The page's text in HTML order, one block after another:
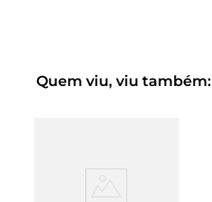
Quem viu, viu também: